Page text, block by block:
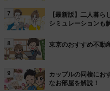
7
【最新版】二人暮
シミュレーションも
8 東京のおすすめ不動
9
カップルの同棲にお
なお部屋を解説！